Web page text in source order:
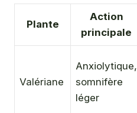
Plante
Action
principale
Valériane
Anxiolytique,
somnifère
léger